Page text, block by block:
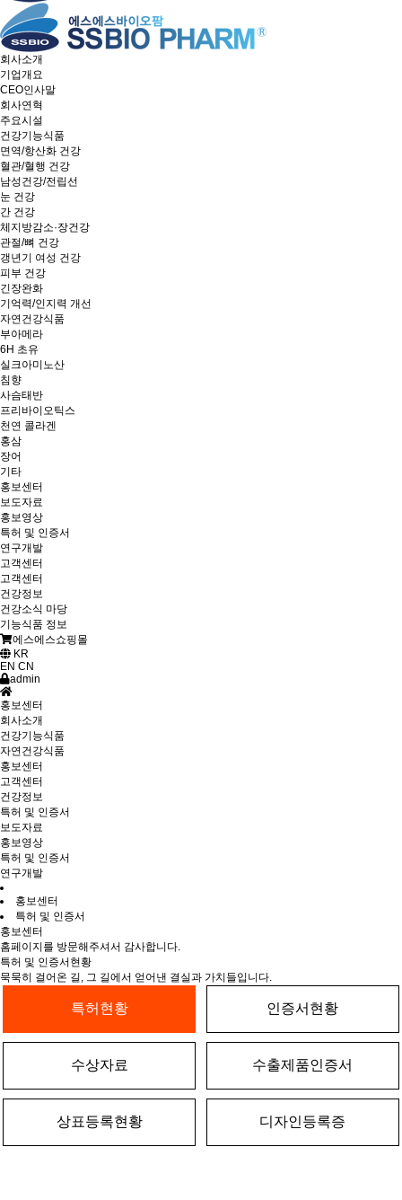
회사소개
기업개요
CEO인사말
회사연혁
주요시설
건강기능식품
면역/항산화 건강
혈관/혈행 건강
남성건강/전립선
눈 건강
간 건강
체지방감소·장건강
관절/뼈 건강
갱년기 여성 건강
피부 건강
긴장완화
기억력/인지력 개선
자연건강식품
부아메라
6H 초유
실크아미노산
침향
사슴태반
프리바이오틱스
천연 콜라겐
홍삼
장어
기타
홍보센터
보도자료
홍보영상
특허 및 인증서
연구개발
고객센터
고객센터
건강정보
건강소식 마당
기능식품 정보
에스에스쇼핑몰
KR
EN CN
admin
홍보센터
회사소개
건강기능식품
자연건강식품
홍보센터
고객센터
건강정보
특허 및 인증서
보도자료
홍보영상
특허 및 인증서
연구개발
홍보센터
특허 및 인증서
홍보센터
홈페이지를 방문해주셔서 감사합니다.
특허 및 인증서현황
묵묵히 걸어온 길, 그 길에서 얻어낸 결실과 가치들입니다.
특허현황 인증서현황
수상자료 수출제품인증서
상표등록현황 디자인등록증